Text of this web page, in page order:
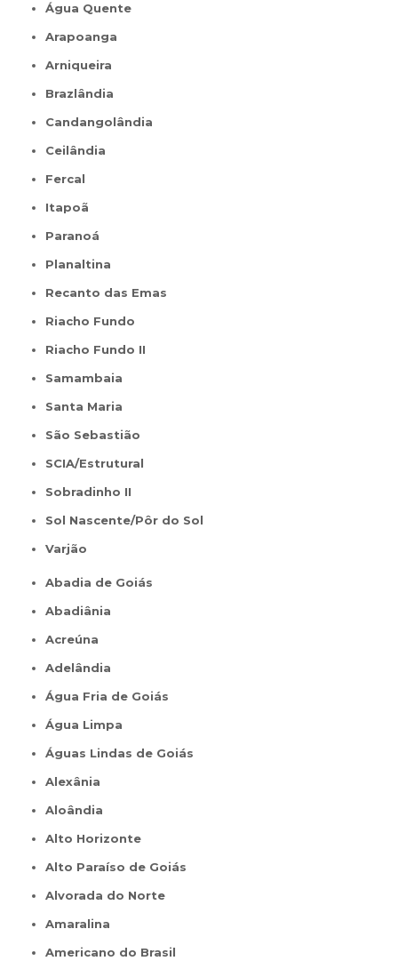
Água Quente
Arapoanga
Arniqueira
Brazlândia
Candangolândia
Ceilândia
Fercal
Itapoã
Paranoá
Planaltina
Recanto das Emas
Riacho Fundo
Riacho Fundo II
Samambaia
Santa Maria
São Sebastião
SCIA/Estrutural
Sobradinho II
Sol Nascente/Pôr do Sol
Varjão
Abadia de Goiás
Abadiânia
Acreúna
Adelândia
Água Fria de Goiás
Água Limpa
Águas Lindas de Goiás
Alexânia
Aloândia
Alto Horizonte
Alto Paraíso de Goiás
Alvorada do Norte
Amaralina
Americano do Brasil